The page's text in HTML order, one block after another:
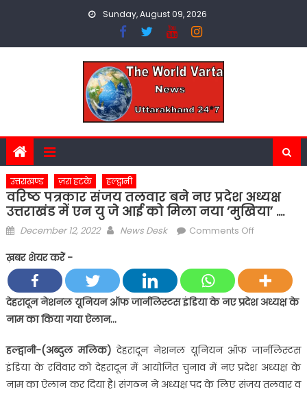
Sunday, August 09, 2026
उत्तराखण्ड ज़रा हटके हल्द्वानी
वरिष्ठ पत्रकार संजय तलवार बने नए प्रदेश अध्यक्ष
उत्तराखंड में एन यु जे आई को मिला नया ‘मुखिया’ ….
Posted
December 12, 2022 Author
News Desk Comments Offon
संजय
तलवार
बने
अध्यक्ष
उत्तराखंड
में
ख़बर शेयर करें -
देहरादून नेशनल यूनियन ऑफ जार्नलिस्टस इंडिया के नए प्रदेश अध्यक्ष के
नाम का किया गया ऐलान…
हल्द्वानी-(अब्दुल मलिक)देहरादून नेशनल यूनियन ऑफ जार्नलिस्टस
इंडिया के रविवार को देहरादून में आयोजित चुनाव में नए प्रदेश अध्यक्ष के
नाम का ऐलान कर दिया है। संगठन ने अध्यक्ष पद के लिए संजय तलवार व